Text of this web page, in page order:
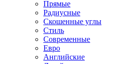
Прямые
Радиусные
Скошенные углы
Стиль
Современные
Евро
Английские